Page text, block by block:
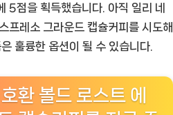
5점을 획득했습니다. 아직 일리 네
프레소 그라운드 캡슐커피를 시도해
훌륭한 옵션이 될 수 있습니다.
환 볼드 로스트 에